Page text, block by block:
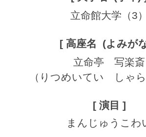
立命館大学（3）
立命亭 写楽斎
（りつめいてい しゃら
まんじゅうこわ